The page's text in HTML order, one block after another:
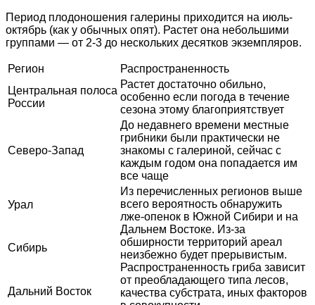
Период плодоношения галерины приходится на июль-
октябрь (как у обычных опят). Растет она небольшими
группами — от 2-3 до нескольких десятков экземпляров.
Регион
Распространенность
Центральная полоса
России
Растет достаточно обильно,
особенно если погода в течение
сезона этому благоприятствует
Северо-Запад
До недавнего времени местные
грибники были практически не
знакомы с галериной, сейчас с
каждым годом она попадается им
все чаще
Урал
Из перечисленных регионов выше
всего вероятность обнаружить
лже-опенок в Южной Сибири и на
Дальнем Востоке. Из-за
обширности территорий ареал
неизбежно будет прерывистым.
Распространенность гриба зависит
от преобладающего типа лесов,
качества субстрата, иных факторов
Сибирь
Дальний Восток